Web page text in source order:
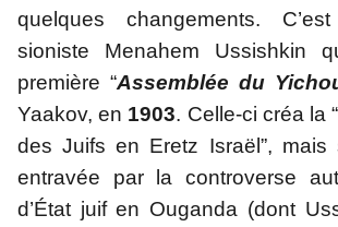
quelques changements.
sioniste Menahem Ussishkin
première “Assemblée du
Yaakov, en 1903. Celle-ci créa la
des Juifs en Eretz Israël”, mais
entravée par la controverse
d’État juif en Ouganda (dont